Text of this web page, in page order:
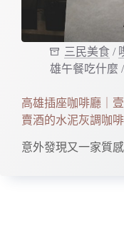
三民美食 /
雄午餐吃什麼 /
高雄插座咖啡廳｜
賣酒的水泥灰調咖
意外發現又一家質